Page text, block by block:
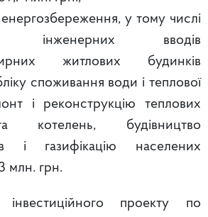
у тому числі
інженерних вводів
житлових будинків
споживання води і теплової
і реконструкцію теплових
котелень, будівництво
і газифікацію населених
млн. грн.
проекту по